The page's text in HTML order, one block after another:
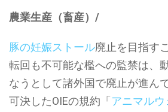
農業生産（畜産）/
豚の妊娠ストール廃止を目指す
転回も不可能な檻への監禁は、
なうとして諸外国で廃止が進ん
可決したOIEの規約「 アニマル